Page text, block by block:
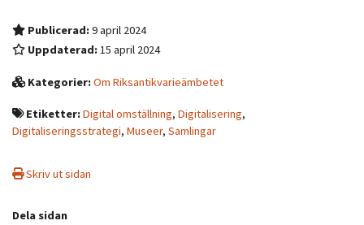
Publicerad:9 april 2024
Uppdaterad:15 april 2024
Kategorier:Om Riksantikvarieämbetet
Etiketter:Digital omställning, Digitalisering,
Digitaliseringsstrategi, Museer, Samlingar
Skriv ut sidan
Dela sidan